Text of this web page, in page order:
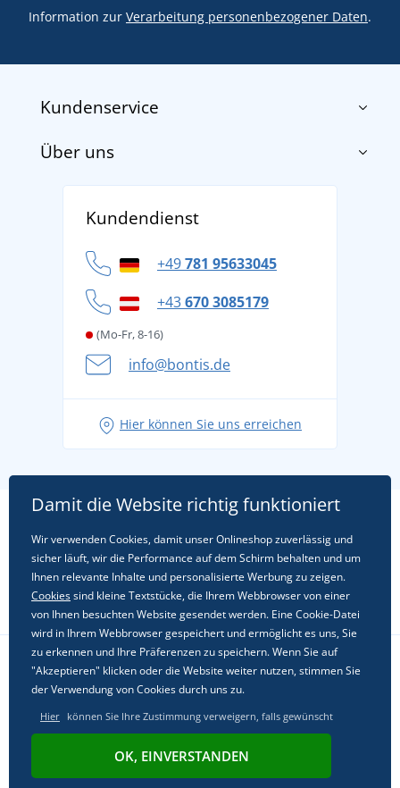
Information zur Verarbeitung personenbezogener Daten.
Kundenservice
Impressum
Versand und Zahlung
Datenschutz
Cookie-Richtlinie
Über uns
Für Unternehmen und Organisationen
Kundendienst
+49781 95633045
+43670 3085179
(Mo-Fr, 8-16)
info@bontis.de
Hier können Sie uns erreichen
Folgen Sie uns in sozialen Netzwerken
Damit die Website richtig funktioniert
Wir verwenden Cookies, damit unser Onlineshop zuverlässig und
sicher läuft, wir die Performance auf dem Schirm behalten und um
Ihnen relevante Inhalte und personalisierte Werbung zu zeigen.
Cookiessind kleine Textstücke, die Ihrem Webbrowser von einer
von Ihnen besuchten Website gesendet werden. Eine Cookie-Datei
wird in Ihrem Webbrowser gespeichert und ermöglicht es uns, Sie
zu erkennen und Ihre Präferenzen zu speichern. Wenn Sie auf
"Akzeptieren" klicken oder die Website weiter nutzen, stimmen Sie
der Verwendung von Cookies durch uns zu.
Hier können Sie Ihre Zustimmung verweigern, falls gewünscht
OK, EINVERSTANDEN